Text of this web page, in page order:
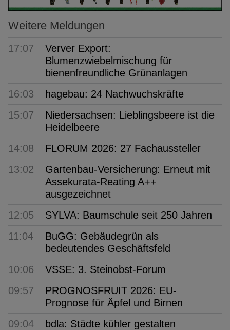
Weitere Meldungen
17:07
Verver Export:
Blumenzwiebelmischung für
bienenfreundliche Grünanlagen
16:03
hagebau: 24 Nachwuchskräfte
15:07
Niedersachsen: Lieblingsbeere ist die
Heidelbeere
14:08
FLORUM 2026: 27 Fachaussteller
13:02
Gartenbau-Versicherung: Erneut mit
Assekurata-Reating A++
ausgezeichnet
12:05
SYLVA: Baumschule seit 250 Jahren
11:04
BuGG: Gebäudegrün als
bedeutendes Geschäftsfeld
10:06
VSSE: 3. Steinobst-Forum
09:57
PROGNOSFRUIT 2026: EU-
Prognose für Äpfel und Birnen
09:04
bdla: Städte kühler gestalten